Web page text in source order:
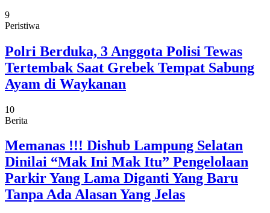
9
Peristiwa
Polri Berduka, 3 Anggota Polisi Tewas
Tertembak Saat Grebek Tempat Sabung
Ayam di Waykanan
10
Berita
Memanas !!! Dishub Lampung Selatan
Dinilai “Mak Ini Mak Itu” Pengelolaan
Parkir Yang Lama Diganti Yang Baru
Tanpa Ada Alasan Yang Jelas